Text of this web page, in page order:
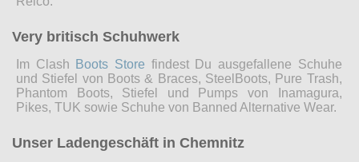
Very britisch Schuhwerk
Im Clash Boots Store findest Du ausgefallene Schuhe
und Stiefel von Boots & Braces, SteelBoots, Pure Trash,
Phantom Boots, Stiefel und Pumps von Inamagura,
Pikes, TUK sowie Schuhe von Banned Alternative Wear.
Unser Ladengeschäft in Chemnitz